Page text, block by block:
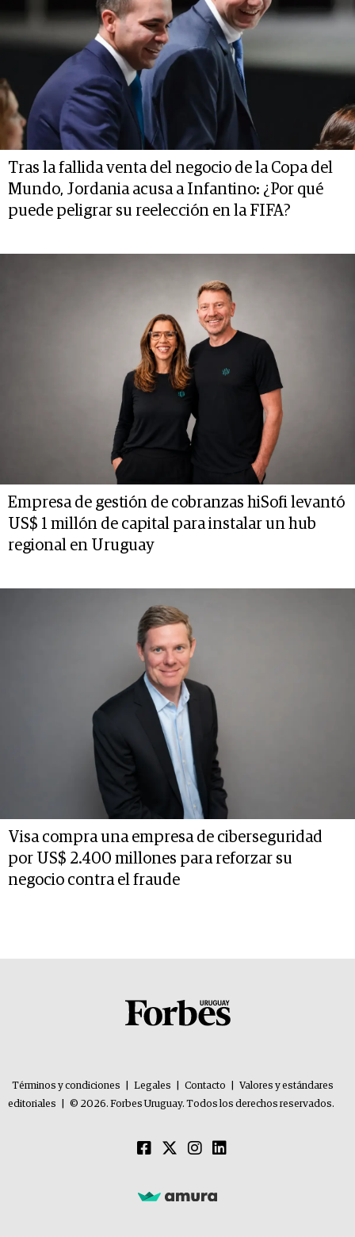
Tras la fallida venta del negocio de la Copa del
Mundo, Jordania acusa a Infantino: ¿Por qué
puede peligrar su reelección en la FIFA?
Empresa de gestión de cobranzas hiSofi levantó
US$ 1 millón de capital para instalar un hub
regional en Uruguay
Visa compra una empresa de ciberseguridad
por US$ 2.400 millones para reforzar su
negocio contra el fraude
Términos y condiciones Legales Contacto
Valores y estándares
editoriales
© 2026. Forbes Uruguay. Todos los derechos reservados.